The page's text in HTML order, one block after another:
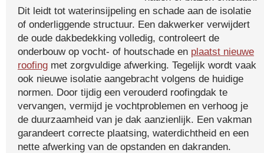
Dit leidt tot waterinsijpeling en schade aan de isolatie
of onderliggende structuur. Een dakwerker verwijdert
de oude dakbedekking volledig, controleert de
onderbouw op vocht- of houtschade en plaatst nieuwe
roofing met zorgvuldige afwerking. Tegelijk wordt vaak
ook nieuwe isolatie aangebracht volgens de huidige
normen. Door tijdig een verouderd roofingdak te
vervangen, vermijd je vochtproblemen en verhoog je
de duurzaamheid van je dak aanzienlijk. Een vakman
garandeert correcte plaatsing, waterdichtheid en een
nette afwerking van de opstanden en dakranden.